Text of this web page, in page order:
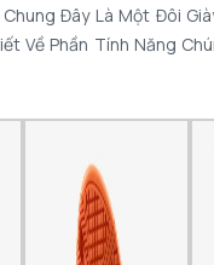
Đây Là Một Đôi
Về Phần Tính Năng